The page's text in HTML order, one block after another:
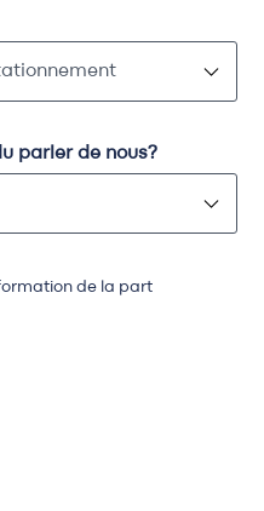
parler de nous?
de la part